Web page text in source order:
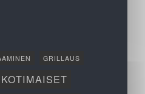
GRILLAUS
KOTIMAISET